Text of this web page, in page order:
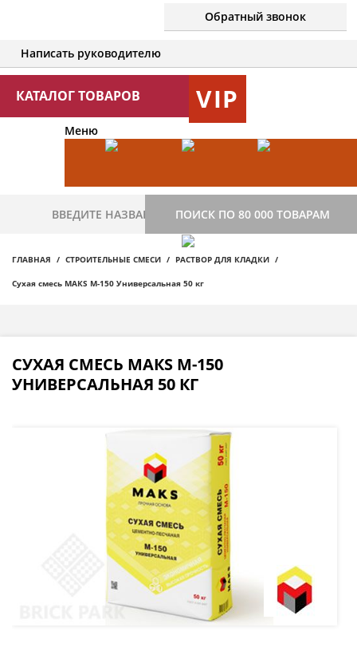
Обратный звонок
Написать руководителю
КАТАЛОГ ТОВАРОВ VIP
Меню
ПОИСК ПО 80 000 ТОВАРАМ
ГЛАВНАЯ СТРОИТЕЛЬНЫЕ СМЕСИ РАСТВОР ДЛЯ КЛАДКИ
Сухая смесь МАКS М-150 Универсальная 50 кг
СУХАЯ СМЕСЬ МАКS М-150
УНИВЕРСАЛЬНАЯ 50 КГ